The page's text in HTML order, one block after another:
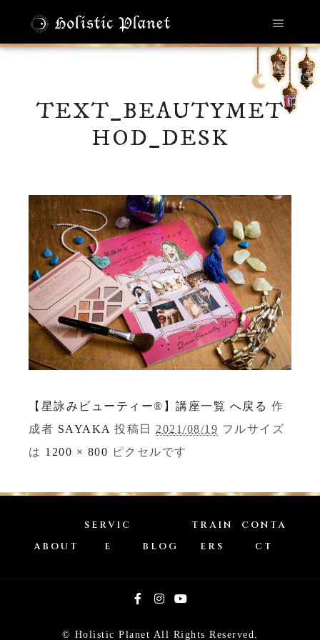
メイン
TEXT_BEAUTYMET
HOD_DESK
【星詠みビューティー®】講座一覧 へ戻る 作
成者 SAYAKA 投稿日 2021/08/19 フルサイズ
は 1200 × 800 ピクセルです
ABOUT
SERVIC
E
BLOG
TRAIN
ERS
CONTA
CT
© Holistic Planet All Rights Reserved.